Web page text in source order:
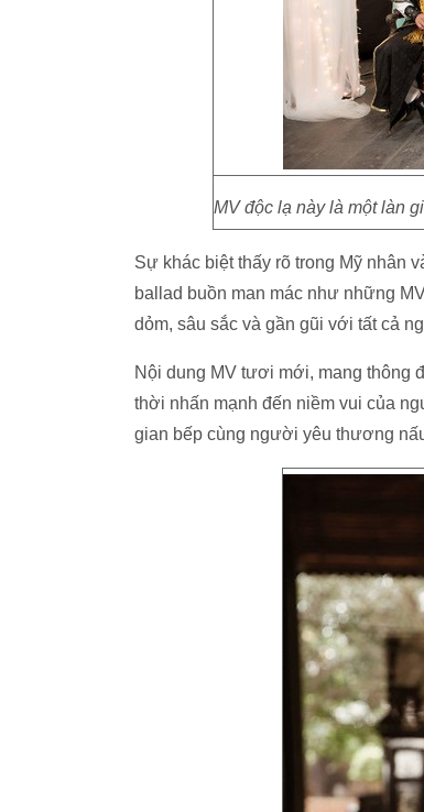
MV độc lạ này là một làn
Sự khác biệt thấy rõ trong Mỹ nhân
ballad buồn man mác như những
dỏm, sâu sắc và gần gũi với tất cả
Nội dung MV tươi mới, mang thông
thời nhấn mạnh đến niềm vui của
gian bếp cùng người yêu thương